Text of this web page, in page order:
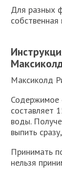
Для разных
собственная
Максиколд
Содержимое
составляет
воды.
выпить
Принимать
нельзя